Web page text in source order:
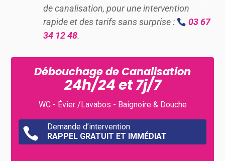
de canalisation, pour une intervention
rapide et des tarifs sans surprise :
03 67
34 12 48.
Débouchage de Canalisation
24h/24 et 7j/7
WC - Évier /Lavabos - Baignoire & Douche

Demande d’intervention
RAPPEL GRATUIT ET IMMÉDIAT